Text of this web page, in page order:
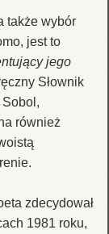
także wybór
jest to
jego
Słownik
również
zdecydował
1981 roku,